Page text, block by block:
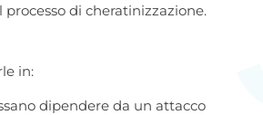
di cheratinizzazione.
in:
dipendere da un attacco